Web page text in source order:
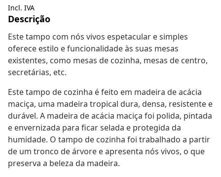
Incl. IVA
Descrição
Este tampo com nós vivos espetacular e simples
oferece estilo e funcionalidade às suas mesas
existentes, como mesas de cozinha, mesas de centro,
secretárias, etc.
Este tampo de cozinha é feito em madeira de acácia
maciça, uma madeira tropical dura, densa, resistente e
durável. A madeira de acácia maciça foi polida, pintada
e envernizada para ficar selada e protegida da
humidade. O tampo de cozinha foi trabalhado a partir
de um tronco de árvore e apresenta nós vivos, o que
preserva a beleza da madeira.